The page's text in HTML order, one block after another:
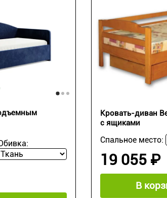
Кровать-диван
с ящиками
Спальное место:
19 055 ₽
В